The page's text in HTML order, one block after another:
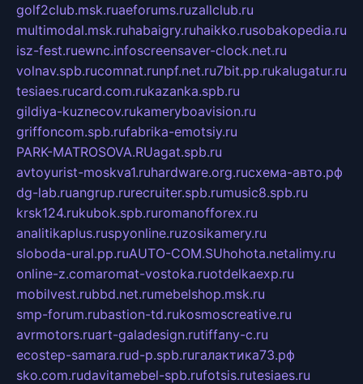
golf2club.msk.ruaeforums.ruzallclub.ru
multimodal.msk.ruhabaigry.ruhaikko.rusobakopedia.ru
isz-fest.ruewnc.infoscreensaver-clock.net.ru
volnav.spb.rucomnat.runpf.net.ru7bit.pp.rukalugatur.ru
tesiaes.rucard.com.rukazanka.spb.ru
gildiya-kuznecov.rukameryboavision.ru
griffoncom.spb.rufabrika-emotsiy.ru
PARK-MATROSOVA.RUagat.spb.ru
avtoyurist-moskva1.ruhardware.org.ruсхема-авто.рф
dg-lab.ruangrup.rurecruiter.spb.rumusic8.spb.ru
krsk124.rukubok.spb.ruromanofforex.ru
analitikaplus.ruspyonline.ruzosikamery.ru
sloboda-ural.pp.ruAUTO-COM.SUhohota.netalimy.ru
online-z.comaromat-vostoka.ruotdelkaexp.ru
mobilvest.rubbd.net.rumebelshop.msk.ru
smp-forum.rubastion-td.rukosmoscreative.ru
avrmotors.ruart-galadesign.rutiffany-c.ru
ecostep-samara.rud-p.spb.ruгалактика73.рф
sko.com.rudavitamebel-spb.rufotsis.rutesiaes.ru